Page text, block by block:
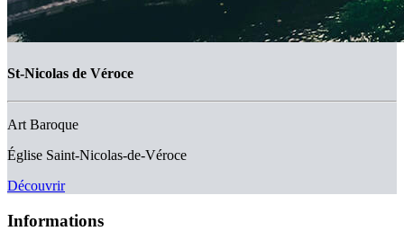
St-Nicolas de Véroce
Art Baroque
Église Saint-Nicolas-de-Véroce
Découvrir
Informations